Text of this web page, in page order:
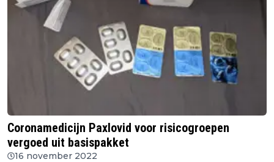
Coronamedicijn Paxlovid voor risicogroepen
vergoed uit basispakket
16 november 2022